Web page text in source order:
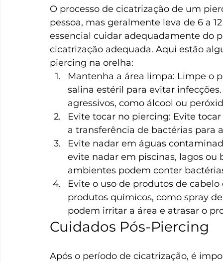
O processo de cicatrização de um
pessoa, mas geralmente leva de 6 a
essencial cuidar adequadamente do
cicatrização adequada. Aqui estão
piercing na orelha:
Mantenha a área limpa: Limpe o
salina estéril para evitar
agressivos, como álcool ou
Evite tocar no piercing: Evite
a transferência de bactérias para
Evite nadar em águas
evite nadar em piscinas, lagos ou
ambientes podem conter
Evite o uso de produtos de
produtos químicos, como spray
podem irritar a área e atrasar o
Cuidados Pós-Piercing
Após o período de cicatrização, é